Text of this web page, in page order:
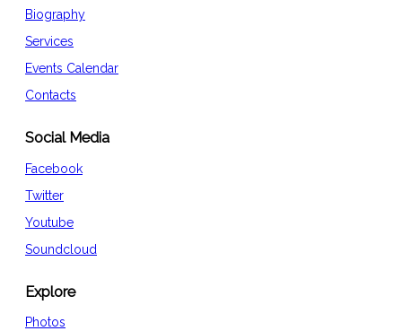
Biography
Services
Events Calendar
Contacts
Social Media
Facebook
Twitter
Youtube
Soundcloud
Explore
Photos